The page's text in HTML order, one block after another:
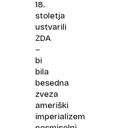
18.
stoletja
ustvarili
ZDA
–
bi
bila
besedna
zveza
ameriški
imperializem